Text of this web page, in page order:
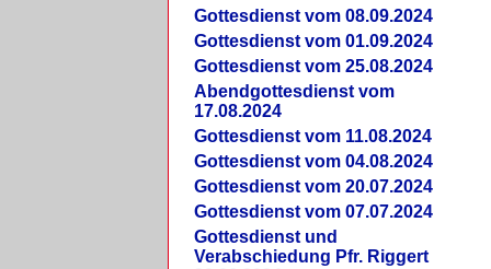
Gottesdienst vom 08.09.2024
Gottesdienst vom 01.09.2024
Gottesdienst vom 25.08.2024
Abendgottesdienst vom
17.08.2024
Gottesdienst vom 11.08.2024
Gottesdienst vom 04.08.2024
Gottesdienst vom 20.07.2024
Gottesdienst vom 07.07.2024
Gottesdienst und
Verabschiedung Pfr. Riggert